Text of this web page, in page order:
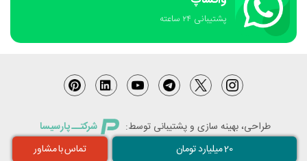
20 میلیارد تومان تماس با مشاور
پشتیبانی ٢۴ ساعته
طراحی، بهینه سازی و پشتیبانی توسط: شرکتــ پارسیسا